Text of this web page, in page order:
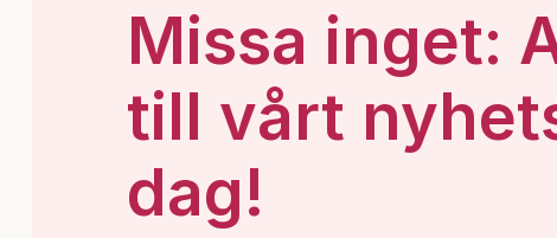
Missa inget:
till vårt
dag!